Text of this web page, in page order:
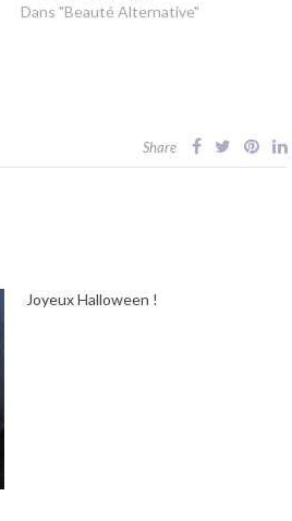
Dans "Beauté Alternative"
Share
Joyeux Halloween !